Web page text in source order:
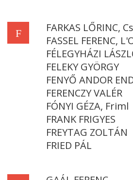
F
FARKAS LŐRINC,
FASSEL FERENC,
FÉLEGYHÁZI
FELEKY GYÖRGY
FENYŐ ANDOR
FERENCZY VALÉR
FÓNYI GÉZA, Friml
FRANK FRIGYES
FREYTAG ZOLTÁN
FRIED PÁL